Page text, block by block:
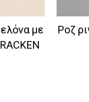
με
Ροζ